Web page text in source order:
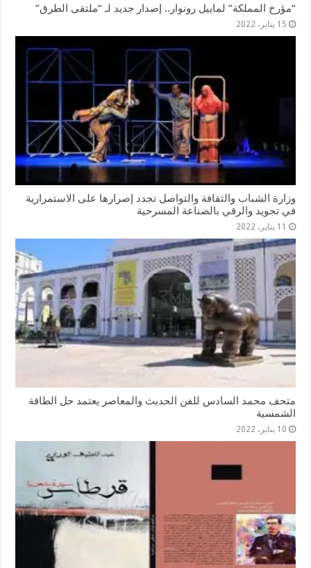
“مؤرخ المملكة” لماييل رونوار.. إصدار جديد لـ “ملتقى الطرق”
15 يناير، 2022
وزارة الشباب والثقافة والتواصل تجدد إصرارها على الاستمرارية
في تجويد والرقي بالصناعة المسرحية
11 يناير، 2022
متحف محمد السادس للفن الحديث والمعاصر يعتمد حل الطاقة
الشمسية
10 يناير، 2022